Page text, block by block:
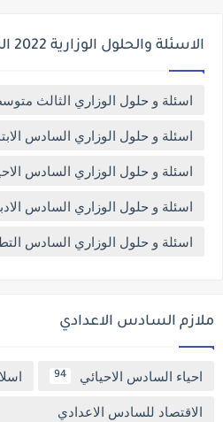
الاسئلة والحلول الوزارية 2022 الدور الاول
اسئلة و حلول الوزاري الثالث متوسط 2022 الدور
اسئلة و حلول الوزاري السادس الابتدائي 2022
اسئلة و حلول الوزاري السادس الاحيائي 2022
اسئلة و حلول الوزاري السادس الادبي 2022 الدور
اسئلة و حلول الوزاري السادس التطبيقي 2022
ملازم السادس الاعدادي
احياء السادس الاحيائي 94
الاقتصاد للسادس الاعدادي